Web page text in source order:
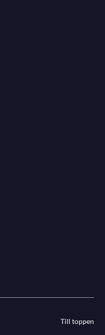
Till toppen